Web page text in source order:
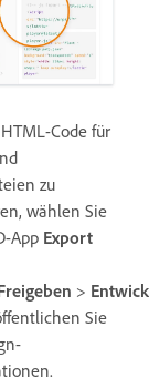
Code für
zu
wählen Sie
App Export
>
Sie